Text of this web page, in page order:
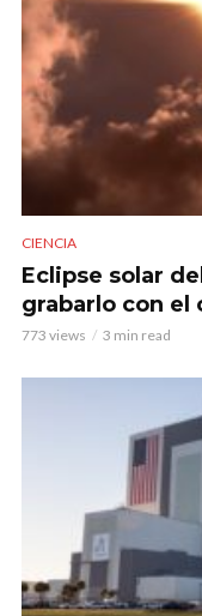
CIENCIA
Eclipse solar
grabarlo con el
773 views 3 min read